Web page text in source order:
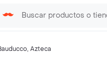
, Azteca